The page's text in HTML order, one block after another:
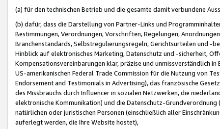
(a) für den technischen Betrieb und die gesamte damit verbundene
(b) dafür, dass die Darstellung von Partner-Links und
Bestimmungen, Verordnungen, Vorschriften, Regelungen,
Branchenstandards, Selbstregulierungsregeln, Gerichtsurteilen und -
Hinblick auf elektronisches Marketing, Datenschutz und -sicherheit,
Kompensationsvereinbarungen klar, präzise und unmissverständlich
US-amerikanischen Federal Trade Commission für die Nutzung von
Endorsement and Testimonials in Advertising), das französische
des Missbrauchs durch Influencer in sozialen Netzwerken, die
elektronische Kommunikation) und die Datenschutz-
natürlichen oder juristischen Personen (einschließlich aller
auferlegt werden, die Ihre Website hostet),